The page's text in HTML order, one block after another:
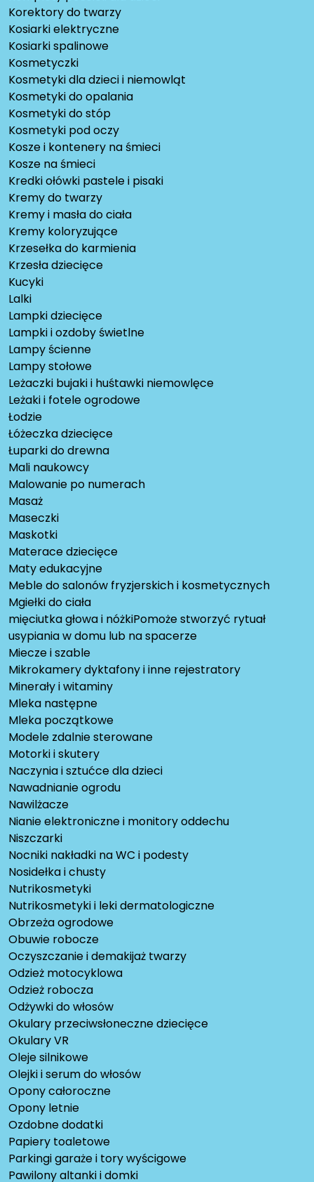
Korektory do twarzy
Kosiarki elektryczne
Kosiarki spalinowe
Kosmetyczki
Kosmetyki dla dzieci i niemowląt
Kosmetyki do opalania
Kosmetyki do stóp
Kosmetyki pod oczy
Kosze i kontenery na śmieci
Kosze na śmieci
Kredki ołówki pastele i pisaki
Kremy do twarzy
Kremy i masła do ciała
Kremy koloryzujące
Krzesełka do karmienia
Krzesła dziecięce
Kucyki
Lalki
Lampki dziecięce
Lampki i ozdoby świetlne
Lampy ścienne
Lampy stołowe
Leżaczki bujaki i huśtawki niemowlęce
Leżaki i fotele ogrodowe
Łodzie
Łóżeczka dziecięce
Łuparki do drewna
Mali naukowcy
Malowanie po numerach
Masaż
Maseczki
Maskotki
Materace dziecięce
Maty edukacyjne
Meble do salonów fryzjerskich i kosmetycznych
Mgiełki do ciała
mięciutka głowa i nóżkiPomoże stworzyć rytuał
usypiania w domu lub na spacerze
Miecze i szable
Mikrokamery dyktafony i inne rejestratory
Minerały i witaminy
Mleka następne
Mleka początkowe
Modele zdalnie sterowane
Motorki i skutery
Naczynia i sztućce dla dzieci
Nawadnianie ogrodu
Nawilżacze
Nianie elektroniczne i monitory oddechu
Niszczarki
Nocniki nakładki na WC i podesty
Nosidełka i chusty
Nutrikosmetyki
Nutrikosmetyki i leki dermatologiczne
Obrzeża ogrodowe
Obuwie robocze
Oczyszczanie i demakijaż twarzy
Odzież motocyklowa
Odzież robocza
Odżywki do włosów
Okulary przeciwsłoneczne dziecięce
Okulary VR
Oleje silnikowe
Olejki i serum do włosów
Opony całoroczne
Opony letnie
Ozdobne dodatki
Papiery toaletowe
Parkingi garaże i tory wyścigowe
Pawilony altanki i domki